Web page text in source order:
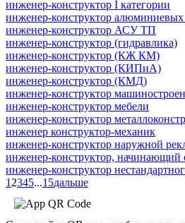
инженер-конструктор I категории
инженер-конструктор алюминиевых
инженер-конструктор АСУ ТП
инженер-конструктор (гидравлика)
инженер-конструктор (КЖ КМ)
инженер-конструктор (КИПиА)
инженер-конструктор (КМД)
инженер-конструктор
инженер-конструктор мебели
инженер-конструктор
инженер конструктор-механик
инженер-конструктор наружной
инженер-конструктор, начинающий
инженер-конструктор
1 2345...15дальше